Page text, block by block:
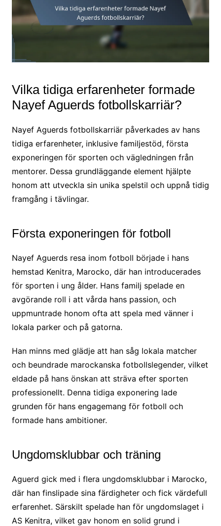
Vilka tidiga erfarenheter formade
Nayef Aguerds fotbollskarriär?
Nayef Aguerds fotbollskarriär påverkades av hans
tidiga erfarenheter, inklusive familjestöd, första
exponeringen för sporten och vägledningen från
mentorer. Dessa grundläggande element hjälpte
honom att utveckla sin unika spelstil och uppnå tidig
framgång i tävlingar.
Första exponeringen för fotboll
Nayef Aguerds resa inom fotboll började i hans
hemstad Kenitra, Marocko, där han introducerades
för sporten i ung ålder. Hans familj spelade en
avgörande roll i att vårda hans passion, och
uppmuntrade honom ofta att spela med vänner i
lokala parker och på gatorna.
Han minns med glädje att han såg lokala matcher
och beundrade marockanska fotbollslegender, vilket
eldade på hans önskan att sträva efter sporten
professionellt. Denna tidiga exponering lade
grunden för hans engagemang för fotboll och
formade hans ambitioner.
Ungdomsklubbar och träning
Aguerd gick med i flera ungdomsklubbar i Marocko,
där han finslipade sina färdigheter och fick värdefull
erfarenhet. Särskilt spelade han för ungdomslaget i
AS Kenitra, vilket gav honom en solid grund i